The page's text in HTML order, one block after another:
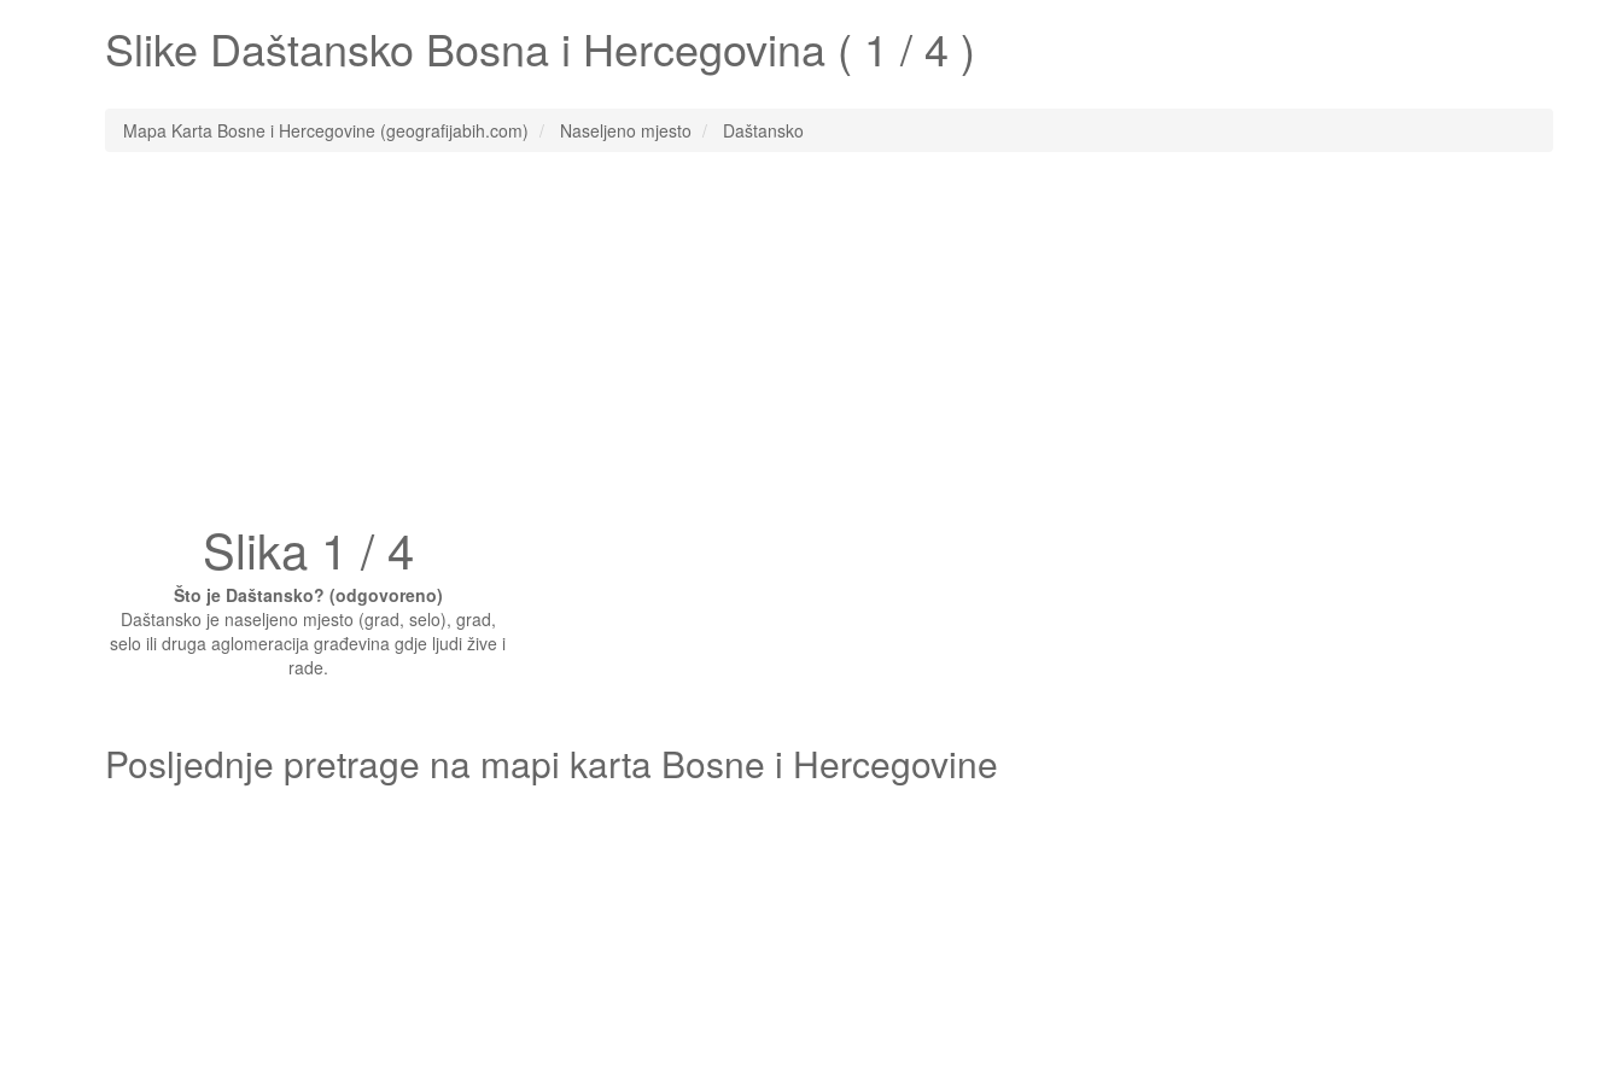
Slike Daštansko Bosna i Hercegovina ( 1 / 4 )
Mapa Karta Bosne i Hercegovine (geografijabih.com) Naseljeno mjesto Daštansko
Slika 1 / 4
Što je Daštansko? (odgovoreno)
Daštansko je naseljeno mjesto (grad, selo), grad,
selo ili druga aglomeracija građevina gdje ljudi žive i
rade.
Posljednje pretrage na mapi karta Bosne i Hercegovine